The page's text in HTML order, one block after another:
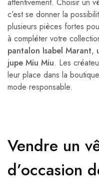
c’est se donner la
plusieurs pièces fortes
à compléter votre
pantalon Isabel Marant,
jupe Miu Miu. Les
leur place dans la
mode responsable.
Vendre un
d’occasion